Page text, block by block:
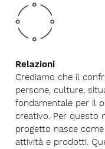
Relazioni
Crediamo che il
persone, culture,
fondamentale per il
creativo. Per questo
progetto nasce
attività e prodotti.